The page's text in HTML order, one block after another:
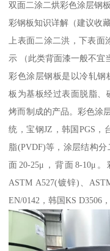
双面二涂二烘彩色涂层钢
彩钢板知识详解（建议收藏
上表面二涂二洪，下表
示 （此类背面漆一般不宜
彩色涂层钢板是以冷轧钢
板为基板经过表面脱脂、
烤而制成的产品。彩色涂
统，宝钢JZ，韩国PGS，
脂(PVDF)等，涂层结构
面20-25μ，背面8-10μ
ASTM A527(镀锌)、
EN/0142，韩国KS D3506